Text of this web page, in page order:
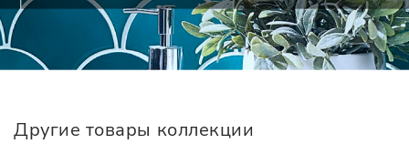
Другие товары коллекции